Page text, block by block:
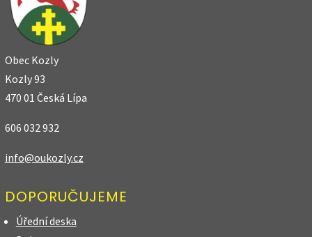
Obec Kozly
Kozly 93
470 01 Česká Lípa
606 032 932
info@oukozly.cz
DOPORUČUJEME
Úřední deska